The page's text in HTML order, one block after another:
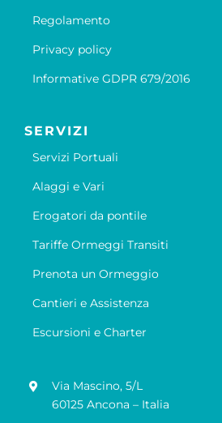
Regolamento
Privacy policy
Informative GDPR 679/2016
SERVIZI
Servizi Portuali
Alaggi e Vari
Erogatori da pontile
Tariffe Ormeggi Transiti
Prenota un Ormeggio
Cantieri e Assistenza
Escursioni e Charter
Via Mascino, 5/L
60125 Ancona – Italia